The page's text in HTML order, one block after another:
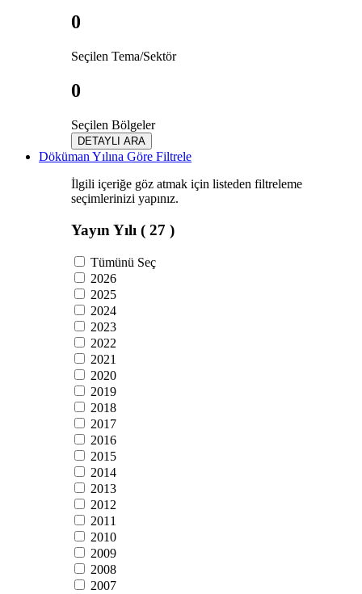
0
Seçilen Tema/Sektör
0
Seçilen Bölgeler
DETAYLI ARA
Döküman Yılına Göre Filtrele
İlgili içeriğe göz atmak için listeden filtreleme
seçimlerinizi yapınız.
Yayın Yılı ( 27 )
Tümünü Seç
2026
2025
2024
2023
2022
2021
2020
2019
2018
2017
2016
2015
2014
2013
2012
2011
2010
2009
2008
2007